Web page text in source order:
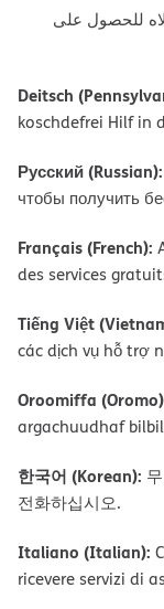
ﻟﻠﺤﺼﻮل ﻋﻠﻰ
Deitsch
koschdefrei Hilf in
Русский (Russian):
чтобы получить
Français (French):
des services
Tiếng Việt
các dịch vụ hỗ trợ
Oroomiffa
argachuudhaf
한국어 (Korean):
전화하십시오.
Italiano (Italian):
ricevere servizi di